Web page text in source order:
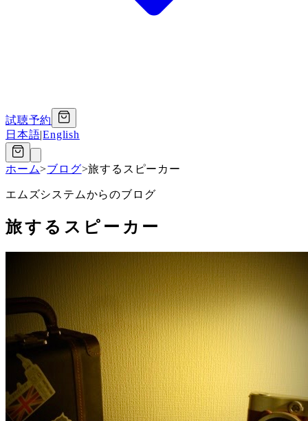
試聴予約
日本語|English
ホーム>ブログ>旅するスピーカー
エムズシステムからのブログ
旅するスピーカー